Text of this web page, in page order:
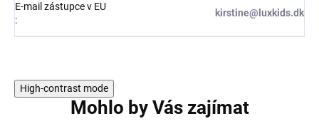
E-mail zástupce v EU
:
kirstine@luxkids.dk
High-contrast mode
Mohlo by Vás zajímat